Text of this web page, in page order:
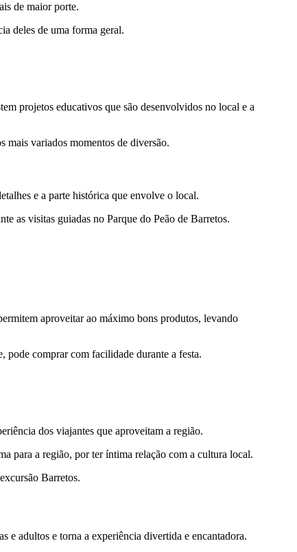
de maior porte.
deles de uma forma geral.
projetos educativos que são desenvolvidos no local e a
mais variados momentos de diversão.
e a parte histórica que envolve o local.
as visitas guiadas no Parque do Peão de Barretos.
aproveitar ao máximo bons produtos, levando
pode comprar com facilidade durante a festa.
dos viajantes que aproveitam a região.
para a região, por ter íntima relação com a cultura local.
Barretos.
e adultos e torna a experiência divertida e encantadora.